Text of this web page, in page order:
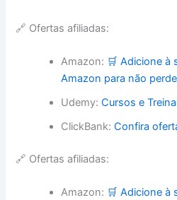
🔗 Ofertas afiliadas:
Amazon: 🛒 Adicione à
Amazon para não
Udemy:Cursos e
ClickBank:Confira
🔗 Ofertas afiliadas:
Amazon: 🛒 Adicione à